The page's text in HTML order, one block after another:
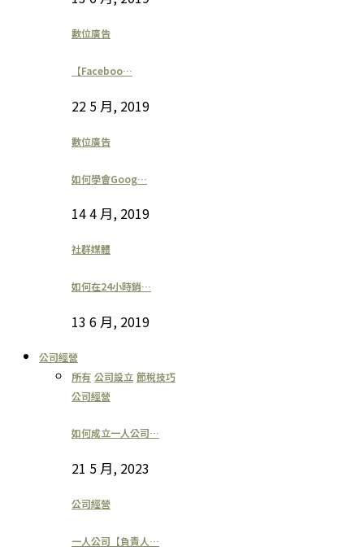
數位廣告
【Faceboo…
22 5 月, 2019
數位廣告
如何學會Goog…
14 4 月, 2019
社群媒體
如何在24小時銷…
13 6 月, 2019
公司經營
所有 公司設立 節稅技巧
公司經營
如何成立一人公司…
21 5 月, 2023
公司經營
一人公司【負責人…